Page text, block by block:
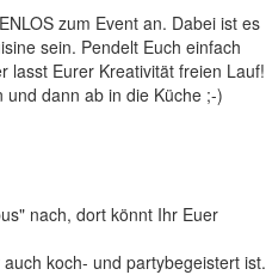
zum Event an. Dabei ist es
sein. Pendelt Euch einfach
lasst Eurer Kreativität freien Lauf!
dann ab in die Küche ;-)
nach, dort könnt Ihr Euer
koch- und partybegeistert ist.